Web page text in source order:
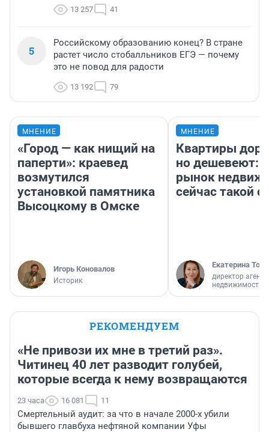
13 257 41
5
Российскому образованию конец? В стране
растет число стобалльников ЕГЭ — почему
это не повод для радости
13 192 79
МНЕНИЕ
«Город — как нищий на
паперти»: краевед
возмутился
установкой памятника
Высоцкому в Омске
Игорь Коновалов
Историк
МНЕНИЕ
Квартиры
но дешевеют:
рынок
сейчас такой
Екатерина
директор
недвижимости
РЕКОМЕНДУЕМ
«Не привози их мне в третий раз».
Читинец 40 лет разводит голубей,
которые всегда к нему возвращаются
23 часа 16 081 11
Смертельный аудит: за что в начале 2000-х убили
бывшего главбуха нефтяной компании Уфы